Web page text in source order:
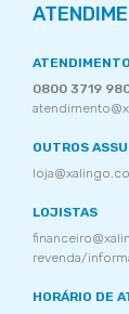
0800 3719
OUTROS
LOJISTAS
revenda/
HORÁRIO DE